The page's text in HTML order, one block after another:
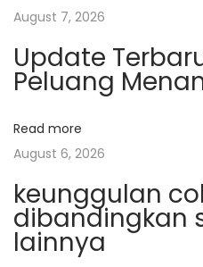
n
a
v
i
g
s
o
s
:
e
m
a
n
a
n
F
a
August 7, 2026
Update
Peluang
Read more
August 6, 2026
keunggulan
dibandingkan
lainnya